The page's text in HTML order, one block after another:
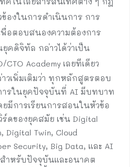
ข้องในการดำเนินการ การ
พื่อตอบสนองความต้องการ
คดิจิทัล กล่าวได้ว่าเป็น
Academy เลยทีเดียว
วเพิ่มเติมว่า ทุกหลักสูตรตอบ
ารในยุคปัจจุบันที่ AI มีบทบาท
มีการเรียนการสอนในหัวข้อ
ดของยุคสมัย เช่น Digital
Digital Twin, Cloud
Security, Big Data, และ AI
ำหรับปัจจุบันและอนาคต